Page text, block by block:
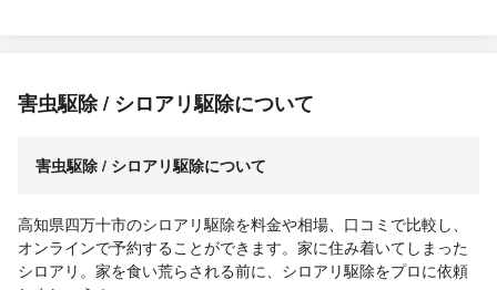
害虫駆除 / シロアリ駆除について
害虫駆除 / シロアリ駆除について
高知県四万十市のシロアリ駆除を料金や相場、口コミで比較し、
オンラインで予約することができます。家に住み着いてしまった
シロアリ。家を食い荒らされる前に、シロアリ駆除をプロに依頼